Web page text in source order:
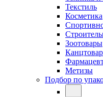
Текстиль
Косметика
Зоотовары
Метизы
Подбор по